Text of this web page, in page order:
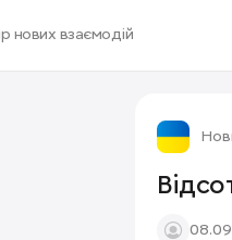
нових взаємодій